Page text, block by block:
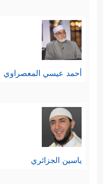
أحمد عيسي المعصراوي
ياسين الجزائري